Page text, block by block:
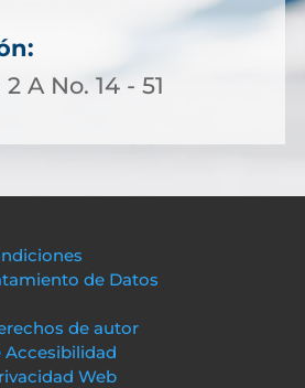
A No. 14 - 51
de Datos
de autor
Accesibilidad
Web